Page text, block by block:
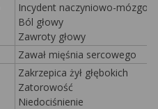
Incydent naczyniowo-
Ból głowy
Zawroty głowy
Zawał mięśnia sercowego
Zakrzepica żył głębokich
Zatorowość
Niedociśnienie